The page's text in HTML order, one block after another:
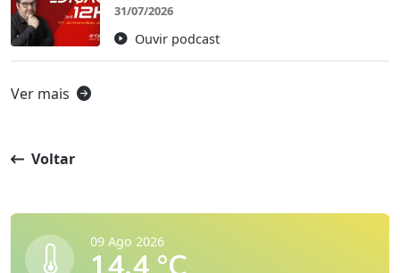
31/07/2026
Ouvir podcast
Ver mais
Voltar
09 Ago 2026